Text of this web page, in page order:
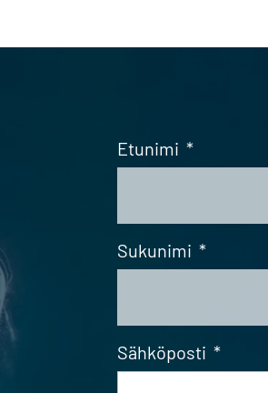
Etunimi *
Sukunimi *
Sähköposti *